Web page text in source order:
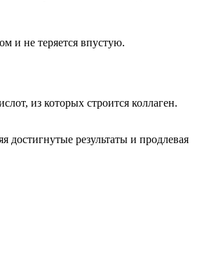
и не теряется впустую.
из которых строится коллаген.
достигнутые результаты и продлевая